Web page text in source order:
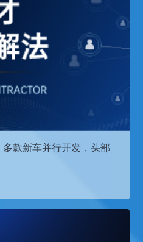
多款新车并行开发，头部